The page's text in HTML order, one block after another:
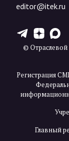
editor@itek.ru
T Z X
© Отраслевой
Регистрация
Главный